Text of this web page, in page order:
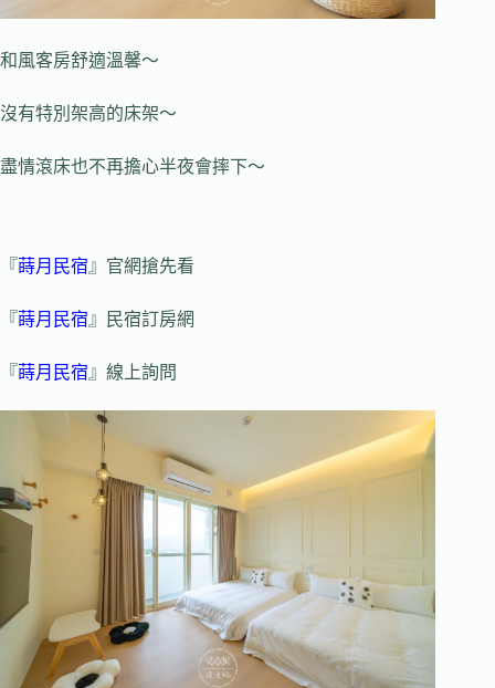
和風客房舒適溫馨～
沒有特別架高的床架～
盡情滾床也不再擔心半夜會摔下～
『蒔月民宿 』官網搶先看
『蒔月民宿 』民宿訂房網
『蒔月民宿 』線上詢問